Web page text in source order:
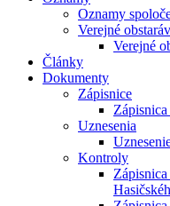
Oznamy
Verejné
Verejné
Články
Dokumenty
Zápisnice
Uznesenia
Kontroly